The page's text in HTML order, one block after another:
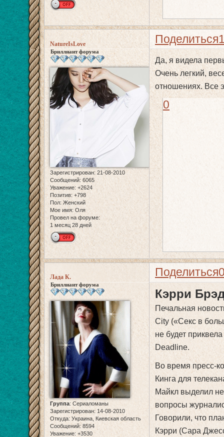
Поделиться
NatureIsLove
Бриллиант форума
Зарегистрирован: 21-08-2010
Сообщений: 6065
Уважение: +2624
Позитив: +798
Пол: Женский
Мое имя: Оля
Провел на форуме:
1 месяц 28 дней
Да, я видела
Очень легкий,
отношениях. Все
0
Поделиться
Лада К.
Бриллиант форума
Группа: Сериаломаны
Зарегистрирован: 14-08-2010
Откуда: Украина, Киевская область
Сообщений: 8594
Уважение: +3530
Кэрри
Печальная
City («Секс в
не будет
Deadline.
Во время пресс-
Кинга для
Майкл выделил
вопросы
Говорили, что
Кэрри (Сара